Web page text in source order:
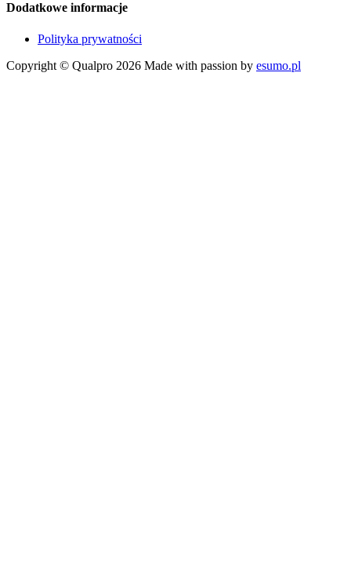
Dodatkowe informacje
Polityka prywatności
Copyright © Qualpro 2026 Made with passion by esumo.pl